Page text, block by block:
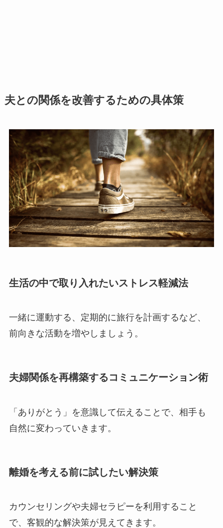
夫との関係を改善するための具体策
生活の中で取り入れたいストレス軽減法
一緒に運動する、定期的に旅行を計画するなど、
前向きな活動を増やしましょう。
夫婦関係を再構築するコミュニケーション術
「ありがとう」を意識して伝えることで、相手も
自然に変わっていきます。
離婚を考える前に試したい解決策
カウンセリングや夫婦セラピーを利用すること
で、客観的な解決策が見えてきます。